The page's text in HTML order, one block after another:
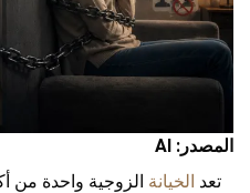
المصدر: AI
تعد الخيانة الزوجية واحدة من